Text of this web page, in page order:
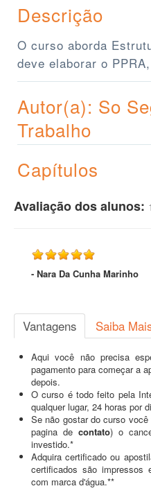
Descrição
O curso aborda
deve elaborar o
Autor(a): So
Trabalho
Capítulos
Avaliação dos alunos:
- Nara Da Cunha Marinho
Vantagens Saiba
Aqui você não precisa
pagamento para começar a
depois.
O curso é todo feito pela
qualquer lugar, 24 horas por
Se não gostar do curso
pagina de contato) o
investido.*
Adquira certificado ou
certificados são impressos
com marca d'água.**